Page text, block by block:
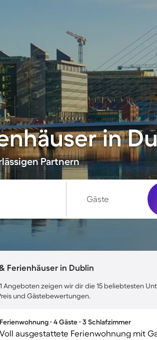
in
Partnern
Gäste
Ferienhäuser in Dublin
Angeboten zeigen wir dir die 15 beliebtesten
und Gästebewertungen.
Ferienwohnung ∙ 4 Gäste ∙ 3 Schlafzimmer
Voll ausgestattete Ferienwohnung mit